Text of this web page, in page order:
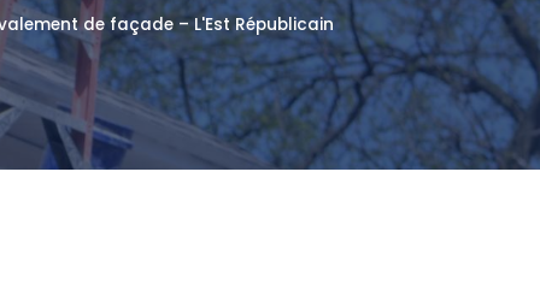
de façade – L'Est Républicain